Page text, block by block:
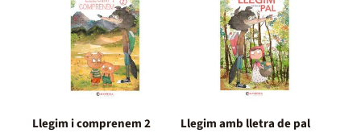
Llegim i comprenem 2 Llegim amb lletra de pal